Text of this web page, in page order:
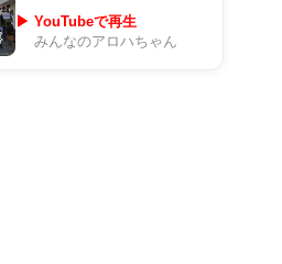
▶ YouTubeで再生
みんなのアロハちゃん